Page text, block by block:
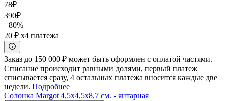
78₽
390₽
−80%
20 ₽ x4 платежа
Заказ до 150 000 ₽ может быть оформлен с оплатой частями.
Списание происходит равными долями, первый платеж
списывается сразу, 4 остальных платежа вносится каждые две
недели. Подробнее
Солонка Margot 4,5x4,5x8,7 см. - янтарная